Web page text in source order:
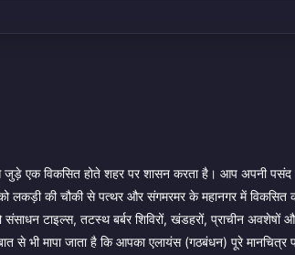
एक विकसित होते शहर पर शासन करता है। आप अपनी पसंद
लकड़ी की चौकी से पत्थर और संगमरमर के महानगर में विकसित
टाइल्स, तटस्थ बर्बर शिविरों, खंडहरों, प्राचीन अवशेषों
से भी मापा जाता है कि आपका एलायंस (गठबंधन) पूरे मानचित्र